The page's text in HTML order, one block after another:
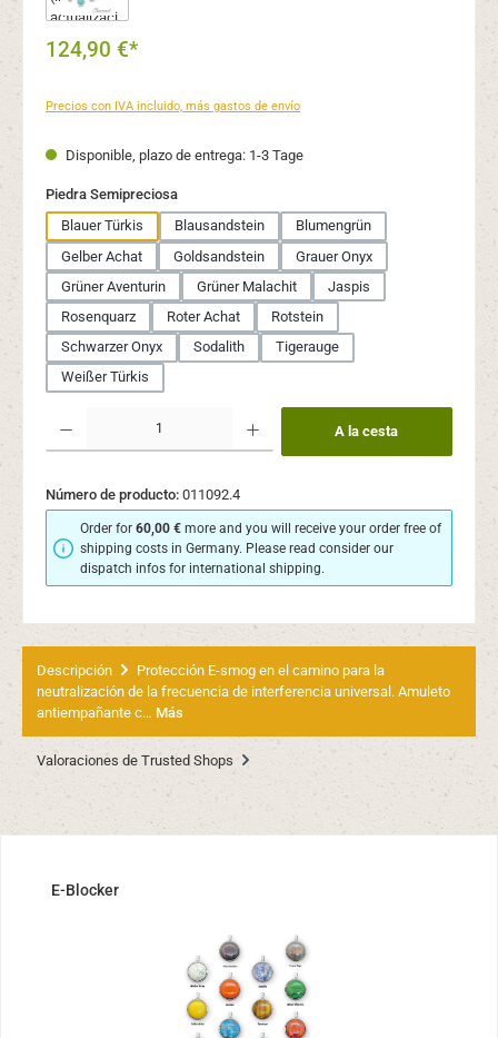
124,90 €*
Precios con IVA incluido, más gastos de envío
Disponible, plazo de entrega: 1-3 Tage
Seleccione
Piedra Semipreciosa
Blauer Türkis
Blausandstein
Blumengrün
Gelber Achat
Goldsandstein
Grauer Onyx
Grüner Aventurin
Grüner Malachit
Jaspis
Rosenquarz
Roter Achat
Rotstein
Schwarzer Onyx
Sodalith
Tigerauge
Weißer Türkis
Cantidad del producto: introduce la cantidad deseada o usa los botones para
A la cesta
Número de producto: 011092.4
Order for60,00 € more and you will receive your order free of
shipping costs in Germany. Please read consider our
dispatch infos for international shipping.
Descripción
Protección E-smog en el camino para la
neutralización de la frecuencia de interferencia universal. Amuleto
antiempañante c… Más
Valoraciones de Trusted Shops
Omitir la galería de productos
E-Blocker